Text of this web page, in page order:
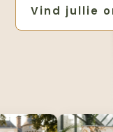
Vind jullie